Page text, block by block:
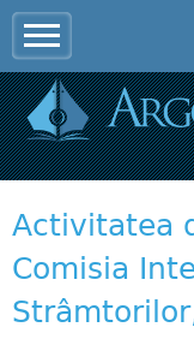
Activitatea
Comisia